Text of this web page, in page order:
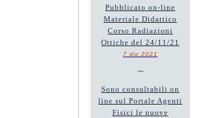
Pubblicato on-line
Materiale Didattico
Corso Radiazioni
Ottiche del 24/11/21
7 dic 2021
~
Sono consultabili on
line sul Portale Agenti
Fisici le nuove